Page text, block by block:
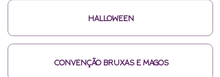
HALLOWEEN
CONVENÇÃO BRUXAS E MAGOS